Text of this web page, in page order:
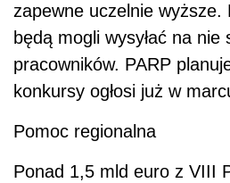
zapewne uczelnie wyższe.
będą mogli wysyłać na nie
pracowników. PARP
konkursy ogłosi już w
Pomoc regionalna
Ponad 1,5 mld euro z VIII